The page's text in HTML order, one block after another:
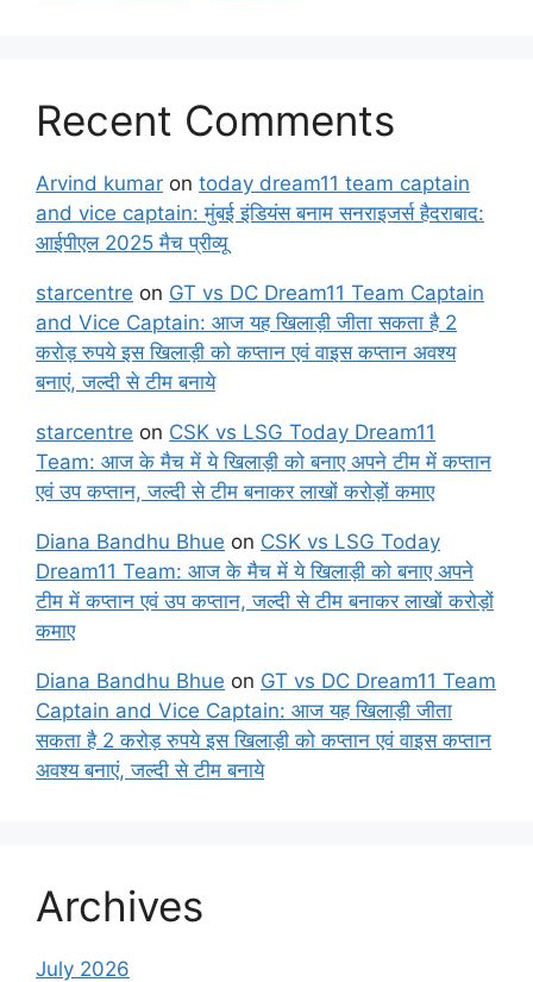
Recent Comments
Arvind kumar on today dream11 team captain
and vice captain: मुंबई इंडियंस बनाम सनराइजर्स हैदराबाद:
आईपीएल 2025 मैच प्रीव्यू
starcentre on GT vs DC Dream11 Team Captain
and Vice Captain: आज यह खिलाड़ी जीता सकता है 2
करोड़ रुपये इस खिलाड़ी को कप्तान एवं वाइस कप्तान अवश्य
बनाएं, जल्दी से टीम बनाये
starcentre on CSK vs LSG Today Dream11
Team: आज के मैच में ये खिलाड़ी को बनाए अपने टीम में कप्तान
एवं उप कप्तान, जल्दी से टीम बनाकर लाखों करोड़ों कमाए
Diana Bandhu Bhue on CSK vs LSG Today
Dream11 Team: आज के मैच में ये खिलाड़ी को बनाए अपने
टीम में कप्तान एवं उप कप्तान, जल्दी से टीम बनाकर लाखों करोड़ों
कमाए
Diana Bandhu Bhue on GT vs DC Dream11 Team
Captain and Vice Captain: आज यह खिलाड़ी जीता
सकता है 2 करोड़ रुपये इस खिलाड़ी को कप्तान एवं वाइस कप्तान
अवश्य बनाएं, जल्दी से टीम बनाये
Archives
July 2026